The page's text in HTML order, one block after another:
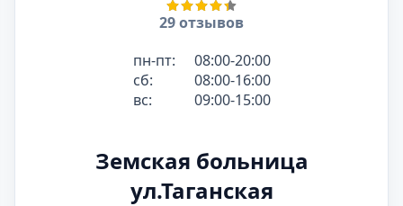
29 отзывов
пн-пт:
08:00-20:00
сб:
08:00-16:00
вс:
09:00-15:00
Земская больница
ул.Таганская